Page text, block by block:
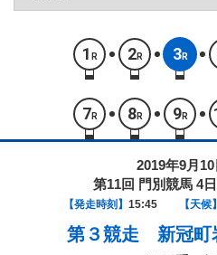
1 R 2R 3R
7 R 8R 9R
2019年9月10
第11回 門別競馬 4
【発走時刻】 15:45 【天候】
第３競走 新冠町